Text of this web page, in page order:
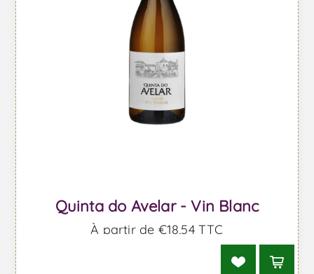
Quinta do Avelar - Vin Blanc
À partir de €18,54 TTC